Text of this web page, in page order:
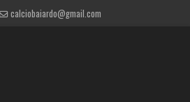
calciobaiardo@gmail.com